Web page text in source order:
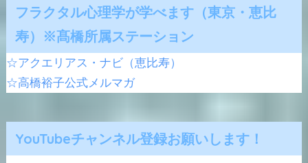
フラクタル心理学が学べます（東京・恵比
寿）※髙橋所属ステーション
☆アクエリアス・ナビ（恵比寿）
☆高橋裕子公式メルマガ
YouTubeチャンネル登録お願いします！